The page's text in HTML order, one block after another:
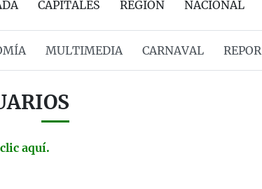
CAPITALES REGIÓN NACIONAL
MULTIMEDIA CARNAVAL REPOR
aquí.